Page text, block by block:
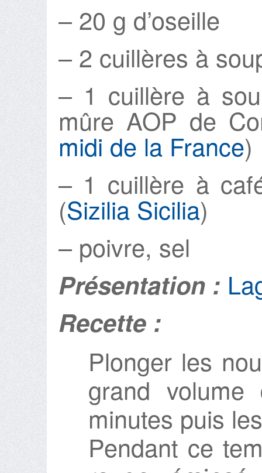
– 20 g d’oseille
– 2 cuillères à
– 1 cuillère à
mûre AOP de
midi de la France)
– 1 cuillère à
(Sizilia Sicilia)
– poivre, sel
Présentation :
Recette :
Plonger les
grand volume
minutes puis
Pendant ce